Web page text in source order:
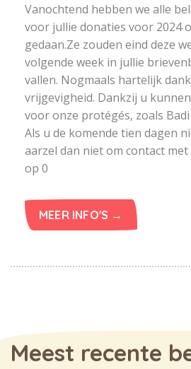
Vanochtend hebben we alle
voor jullie donaties voor 2024
gedaan.Ze zouden eind deze
volgende week in jullie
vallen. Nogmaals hartelijk
vrijgevigheid. Dankzij u
voor onze protégés, zoals
Als u de komende tien dagen
aarzel dan niet om contact
op 0
MEER INFO'S →
Meest recente